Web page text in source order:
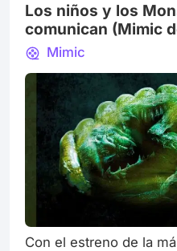
Los niños y los
comunican (Mimic
Mimic
Con el estreno de la